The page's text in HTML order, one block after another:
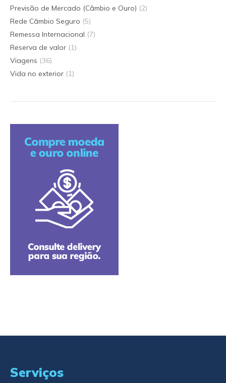
Previsão de Mercado (Câmbio e Ouro) (2)
Rede Câmbio Seguro (5)
Remessa Internacional (7)
Reserva de valor (1)
Viagens (36)
Vida no exterior (1)
Serviços